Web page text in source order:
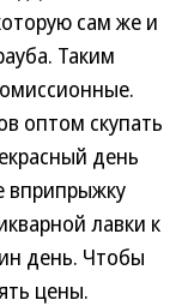
сам же и
Таким
оптом скупать
день
вприпрыжку
лавки к
день. Чтобы
цены.